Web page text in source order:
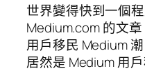
世界變得快到一個
Medium.com 的文
用戶移民 Medium
居然是 Medium 用